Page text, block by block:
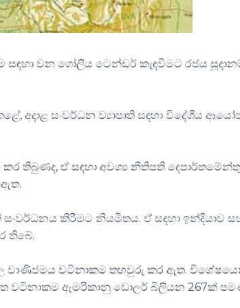
සඳහා වන ගෝලීයටෙන්ඩර් කැඳවීමට රජය
අදාළ සංවර්ධන ව්‍යාපෘති සඳහා විදේශීය
කරතිබුණද, ඒ සඳහා අවශ්‍ය නීතිපති
සංවර්ධනය කිරීමට නියමිතය. ඒ සඳහා ඉන්දියාව
තිබේ.
වාණිජමය වටිනාකම තහවුරු කර ඇත.
වටිනාකම ඇමරිකානු ඩොලර් බිලියන 267ක්